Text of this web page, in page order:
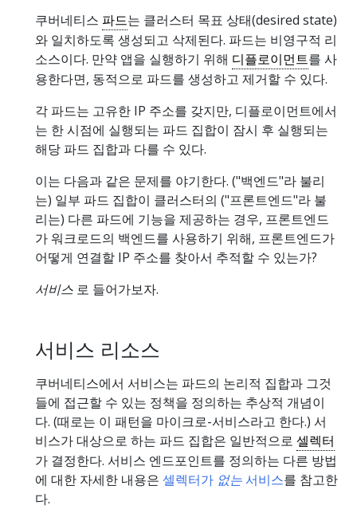
쿠버네티스 파드는 클러스터 목표 상태(desired state)
와 일치하도록 생성되고 삭제된다. 파드는 비영구적 리
소스이다. 만약 앱을 실행하기 위해 디플로이먼트를 사
용한다면, 동적으로 파드를 생성하고 제거할 수 있다.
각 파드는 고유한 IP 주소를 갖지만, 디플로이먼트에서
는 한 시점에 실행되는 파드 집합이 잠시 후 실행되는
해당 파드 집합과 다를 수 있다.
이는 다음과 같은 문제를 야기한다. ("백엔드"라 불리
는) 일부 파드 집합이 클러스터의 ("프론트엔드"라 불
리는) 다른 파드에 기능을 제공하는 경우, 프론트엔드
가 워크로드의 백엔드를 사용하기 위해, 프론트엔드가
어떻게 연결할 IP 주소를 찾아서 추적할 수 있는가?
서비스 로 들어가보자.
서비스 리소스
쿠버네티스에서 서비스는 파드의 논리적 집합과 그것
들에 접근할 수 있는 정책을 정의하는 추상적 개념이
다. (때로는 이 패턴을 마이크로-서비스라고 한다.) 서
비스가 대상으로 하는 파드 집합은 일반적으로 셀렉터
가 결정한다. 서비스 엔드포인트를 정의하는 다른 방법
에 대한 자세한 내용은 셀렉터가 없는서비스를 참고한
다.